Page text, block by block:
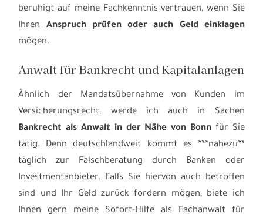
beruhigt auf meine Fachkenntnis vertrauen, wenn Sie
Ihren Anspruch prüfen oder auch Geld einklagen
mögen.
Anwalt für Bankrecht und Kapitalanlagen
Ähnlich der Mandatsübernahme von Kunden im
Versicherungsrecht, werde ich auch in Sachen
Bankrecht als Anwalt in der Nähe von Bonn für Sie
tätig. Denn deutschlandweit kommt es ***nahezu**
täglich zur Falschberatung durch Banken oder
Investmentanbieter. Falls Sie hiervon auch betroffen
sind und Ihr Geld zurück fordern mögen, biete ich
Ihnen gern meine Sofort-Hilfe als Fachanwalt für